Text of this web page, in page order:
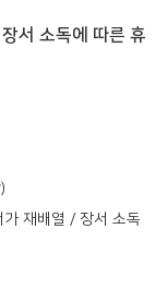
서 소독에 따른 휴
재배열 / 장서 소독